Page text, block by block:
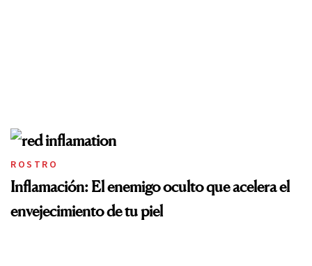
ROSTRO
Inflamación: El enemigo oculto que acelera el
envejecimiento de tu piel